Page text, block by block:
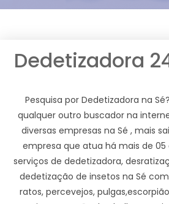
Dedetizadora
Pesquisa por Dedetizadora na
qualquer outro buscador na
diversas empresas na Sé , mais
empresa que atua há mais de
serviços de dedetizadora,
dedetização de insetos na Sé
ratos, percevejos,